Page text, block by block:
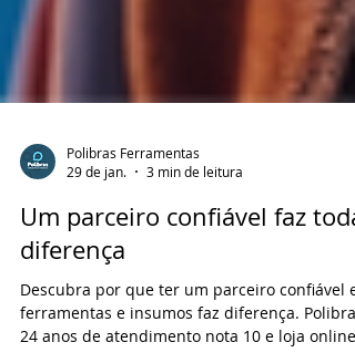
29 de jan.
3 min de leitura
Um parceiro confiável faz toda
diferença
Descubra por que ter um parceiro confiável